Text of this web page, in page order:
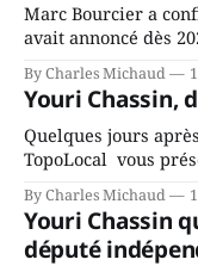
Marc Bourcier a
avait annoncé dès
mandat à titre de
fait l’annonce en
rassemblés en
By Charles Michaud
Youri Chassin,
Quelques jours
TopoLocal vous
Chassin. Nous
depuis longtemps?
ans? Joindrait-il un
conservateurs
By Charles Michaud
Youri Chassin
député